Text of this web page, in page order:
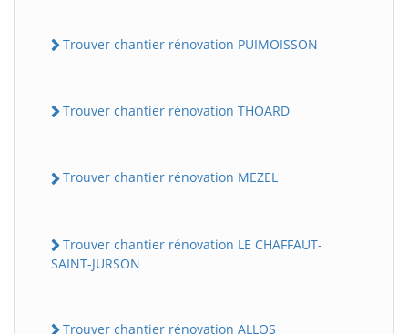
Trouver chantier rénovation PUIMOISSON
Trouver chantier rénovation THOARD
Trouver chantier rénovation MEZEL
Trouver chantier rénovation LE CHAFFAUT-
SAINT-JURSON
Trouver chantier rénovation ALLOS